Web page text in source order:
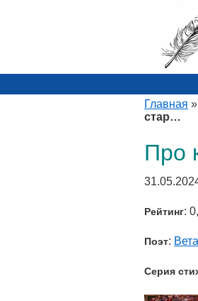
Главная »
стар…
Про
Рейтинг:
Поэт:
Серия